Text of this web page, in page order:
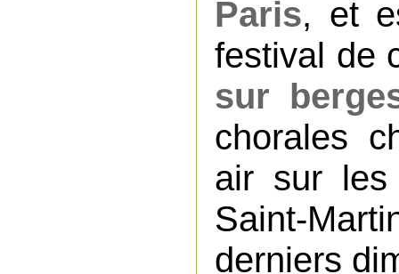
Paris, et
festival de
sur
chorales
air sur les
Saint-
derniers